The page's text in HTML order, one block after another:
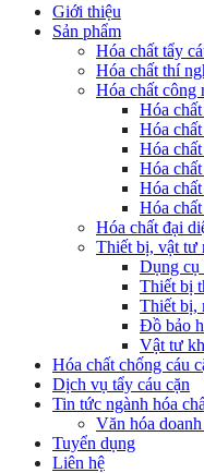
Giới thiệu
Sản phẩm
Hóa chất tẩy
Hóa chất thí
Hóa chất công
Hóa
Hóa
Hóa
Hóa
Hóa
Hóa
Hóa chất đại
Thiết bị, vật tư
Dụng cụ
Thiết bị
Thiết bị,
Đồ bảo
Vật tư
Hóa chất chống cáu
Dịch vụ tẩy cáu cặn
Tin tức ngành hóa
Văn hóa
Tuyển dụng
Liên hệ